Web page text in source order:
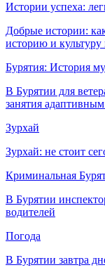
Истории успеха:
Добрые истории:
историю и культуру
Бурятия: История
В Бурятии для
занятия
Зурхай
Зурхай: не стоит
Криминальная
В Бурятии
водителей
Погода
В Бурятии завтра